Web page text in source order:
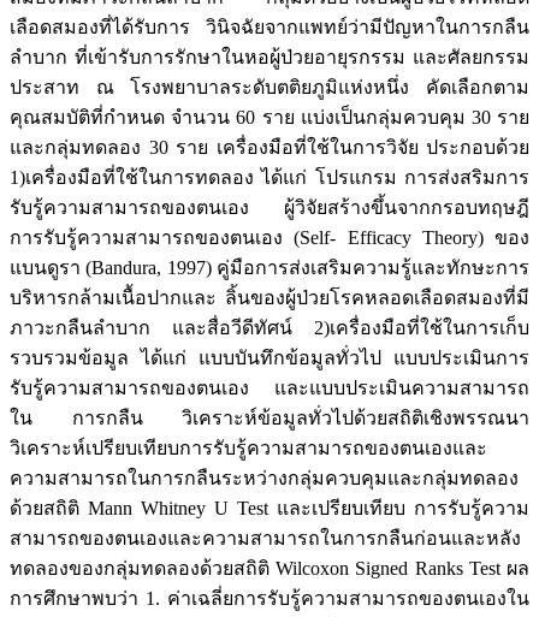
เลือดสมองที่ได้รับการ วินิจฉัยจากแพทย์ว่ามีปัญหาในการกลืน
ลำบาก ที่เข้ารับการรักษาในหอผู้ป่วยอายุรกรรม และศัลยกรรม
ประสาท ณ โรงพยาบาลระดับตติยภูมิแห่งหนึ่ง คัดเลือกตาม
คุณสมบัติที่กำหนด จำนวน 60 ราย แบ่งเป็นกลุ่มควบคุม 30 ราย
และกลุ่มทดลอง 30 ราย เครื่องมือที่ใช้ในการวิจัย ประกอบด้วย
1)เครื่องมือที่ใช้ในการทดลอง ได้แก่ โปรแกรม การส่งสริมการ
รับรู้ความสามารถของตนเอง ผู้วิจัยสร้างขึ้นจากกรอบทฤษฎี
การรับรู้ความสามารถของตนเอง (Self- Efficacy Theory) ของ
แบนดูรา (Bandura, 1997) คู่มือการส่งเสริมความรู้และทักษะการ
บริหารกล้ามเนื้อปากและ ลิ้นของผู้ป่วยโรคหลอดเลือดสมองที่มี
ภาวะกลืนลำบาก และสื่อวีดีทัศน์ 2)เครื่องมือที่ใช้ในการเก็บ
รวบรวมข้อมูล ได้แก่ แบบบันทึกข้อมูลทั่วไป แบบประเมินการ
รับรู้ความสามารถของตนเอง และแบบประเมินความสามารถ
ใน การกลืน วิเคราะห์ข้อมูลทั่วไปด้วยสถิติเชิงพรรณนา
วิเคราะห์เปรียบเทียบการรับรู้ความสามารถของตนเองและ
ความสามารถในการกลืนระหว่างกลุ่มควบคุมและกลุ่มทดลอง
ด้วยสถิติ Mann Whitney U Test และเปรียบเทียบ การรับรู้ความ
สามารถของตนเองและความสามารถในการกลืนก่อนและหลัง
ทดลองของกลุ่มทดลองด้วยสถิติ Wilcoxon Signed Ranks Test ผล
การศึกษาพบว่า 1. ค่าเฉลี่ยการรับรู้ความสามารถของตนเองใน